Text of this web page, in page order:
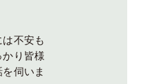
不安も
り皆様
伺いま